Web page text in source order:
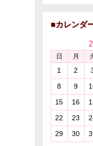
■カレンダ
日 月
1 2
8
9
15
16
22
23
29
30